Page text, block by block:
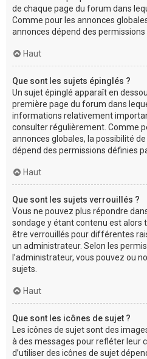
de chaque page du forum dans
Comme pour les annonces
annonces dépend des
Haut
Que sont les sujets épinglés ?
Un sujet épinglé apparaît en
première page du forum dans
informations relativement
consulter régulièrement. Comme
annonces globales, la possibilité
dépend des permissions définies
Haut
Que sont les sujets verrouillés ?
Vous ne pouvez plus répondre
sondage y étant contenu est alors
être verrouillés pour différentes
un administrateur. Selon les
l’administrateur, vous pouvez ou
sujets.
Haut
Que sont les icônes de sujet ?
Les icônes de sujet sont des
à des messages pour refléter leur
d’utiliser des icônes de sujet